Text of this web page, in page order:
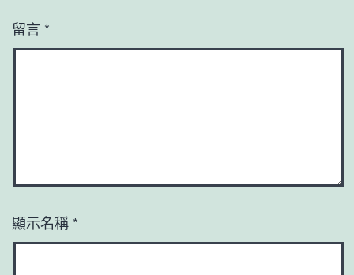
留言 *
顯示名稱 *